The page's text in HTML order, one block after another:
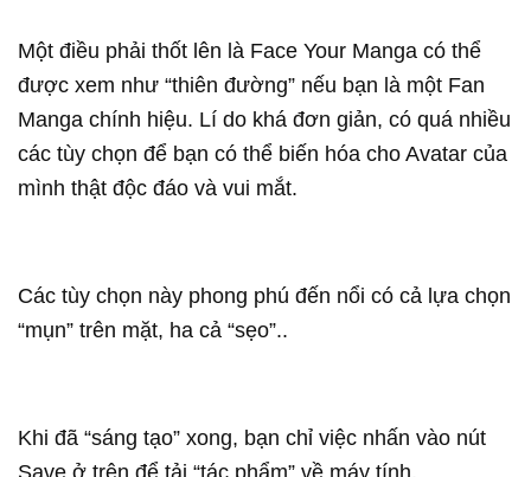
Một điều phải thốt lên là Face Your Manga có thể
được xem như “thiên đường” nếu bạn là một Fan
Manga chính hiệu. Lí do khá đơn giản, có quá nhiều
các tùy chọn để bạn có thể biến hóa cho Avatar của
mình thật độc đáo và vui mắt.
Các tùy chọn này phong phú đến nổi có cả lựa chọn
“mụn” trên mặt, ha cả “sẹo”..
Khi đã “sáng tạo” xong, bạn chỉ việc nhấn vào nút
Save ở trên để tải “tác phẩm” về máy tính.